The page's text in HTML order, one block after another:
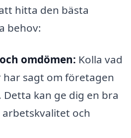
hitta den bästa
behov:
omdömen: Kolla vad
sagt om företagen
Detta kan ge dig en bra
arbetskvalitet och